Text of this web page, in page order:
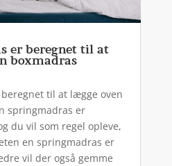
er beregnet til at
boxmadras
til at lægge oven
springmadras er
du vil som regel opleve,
en springmadras er
vil der også gemme